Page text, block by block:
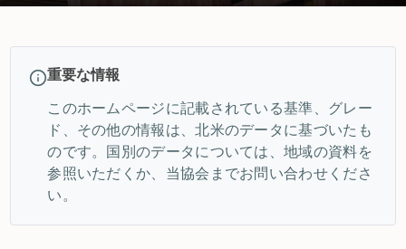
重要な情報
このホームページに記載されている基準、グレー
ド、その他の情報は、北米のデータに基づいたも
のです。国別のデータについては、地域の資料を
参照いただくか、当協会までお問い合わせくださ
い。